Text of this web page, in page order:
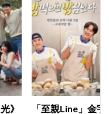
》
「至親Line」金